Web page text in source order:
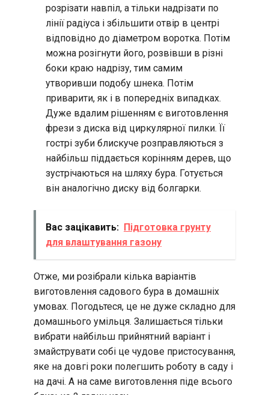
розрізати навпіл, а тільки надрізати по
лінії радіуса і збільшити отвір в центрі
відповідно до діаметром воротка. Потім
можна розігнути його, розвівши в різні
боки краю надрізу, тим самим
утворивши подобу шнека. Потім
приварити, як і в попередніх випадках.
Дуже вдалим рішенням є виготовлення
фрези з диска від циркулярної пилки. Її
гострі зуби блискуче розправляються з
найбільш піддається корінням дерев, що
зустрічаються на шляху бура. Готується
він аналогічно диску від болгарки.
Вас зацікавить: Підготовка грунту
для влаштування газону
Отже, ми розібрали кілька варіантів
виготовлення садового бура в домашніх
умовах. Погодьтеся, це не дуже складно для
домашнього умільця. Залишається тільки
вибрати найбільш прийнятний варіант і
змайструвати собі це чудове пристосування,
яке на довгі роки полегшить роботу в саду і
на дачі. А на саме виготовлення піде всього